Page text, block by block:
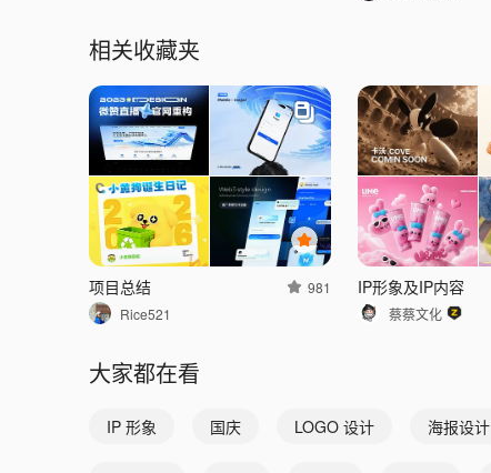
相关收藏夹
项目总结
981
Rice521
IP形象及IP内容
蔡蔡文化
大家都在看
IP 形象 国庆 LOGO 设计 海报设计